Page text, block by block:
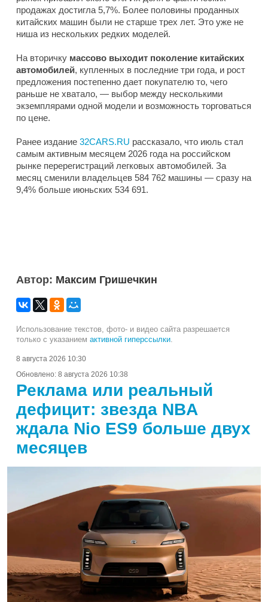
продажах достигла 5,7%. Более половины проданных
китайских машин были не старше трех лет. Это уже не
ниша из нескольких редких моделей.
На вторичку массово выходит поколение китайских
автомобилей, купленных в последние три года, и рост
предложения постепенно дает покупателю то, чего
раньше не хватало, — выбор между несколькими
экземплярами одной модели и возможность торговаться
по цене.
Ранее издание 32CARS.RU рассказало, что июль стал
самым активным месяцем 2026 года на российском
рынке перерегистраций легковых автомобилей. За
месяц сменили владельцев 584 762 машины — сразу на
9,4% больше июньских 534 691.
Автор: Максим Гришечкин
Использование текстов, фото- и видео сайта разрешается
только с указанием активной гиперссылки.
8 августа 2026 10:30
Обновлено: 8 августа 2026 10:38
Реклама или реальный
дефицит: звезда NBA
ждала Nio ES9 больше двух
месяцев